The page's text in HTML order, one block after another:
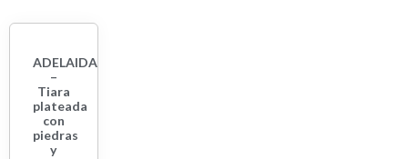
ADELAIDA
–
Tiara
plateada
con
piedras
y